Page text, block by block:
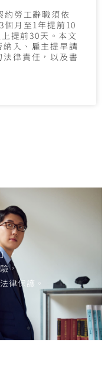
約勞工辭職須依
個月至1年提前10
提前30天。本文
入、雇主提早請
律責任，以及書
，
，
律保護。